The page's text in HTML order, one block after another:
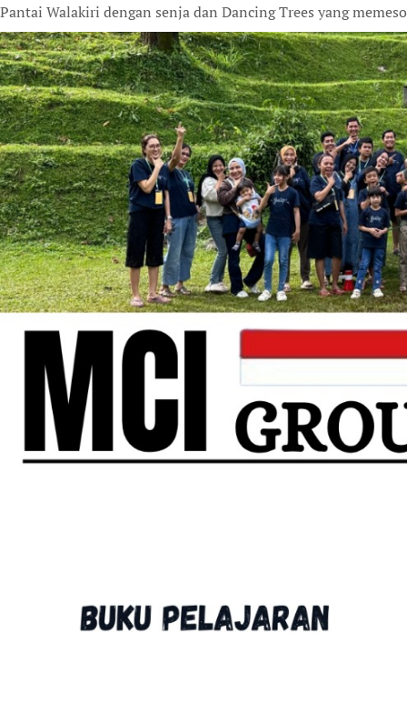
Pantai Walakiri dengan senja dan Dancing Trees yang